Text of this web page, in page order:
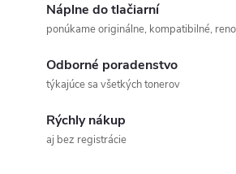
Náplne do tlačiarní
ponúkame originálne, kompatibilné,
Odborné poradenstvo
týkajúce sa všetkých tonerov
Rýchly nákup
aj bez registrácie